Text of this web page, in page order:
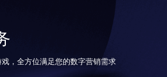
，全方位满足您的数字营销需求